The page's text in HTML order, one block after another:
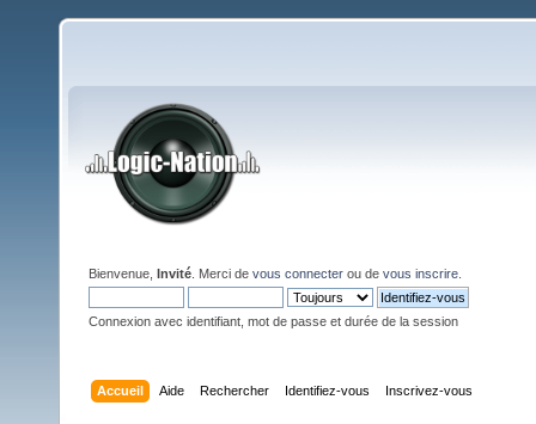
Bienvenue, Invité . Merci de vous connecter ou de vous inscrire
Connexion avec identifiant, mot de passe et durée de la session
Accueil Aide Rechercher Identifiez-vous Inscrivez-vous